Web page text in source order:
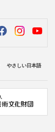
やさしい日本語